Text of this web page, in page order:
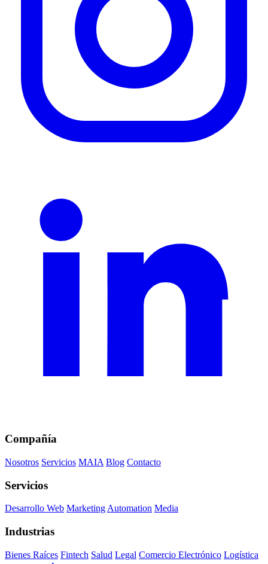
Compañía
Nosotros Servicios MAIA Blog Contacto
Servicios
Desarrollo Web MarketingAutomation Media
Industrias
Bienes Raíces Fintech Salud Legal Comercio Electrónico Logística